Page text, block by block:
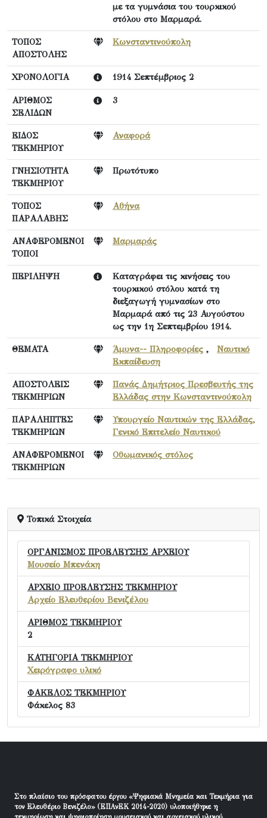
με τα γυμνάσια του τουρκικού
στόλου στο Μαρμαρά.
ΤΟΠΟΣ
ΑΠΟΣΤΟΛΗΣ
Κωνσταντινούπολη
ΧΡΟΝΟΛΟΓΙΑ 1914 Σεπτέμβριος 2
ΑΡΙΘΜΟΣ
ΣΕΛΙΔΩΝ
3
ΕΙΔΟΣ
ΤΕΚΜΗΡΙΟΥ
Αναφορά
ΓΝΗΣΙΟΤΗΤΑ
ΤΕΚΜΗΡΙΟΥ
Πρωτότυπο
ΤΟΠΟΣ
ΠΑΡΑΛΑΒΗΣ
Αθήνα
ΑΝΑΦΕΡΟΜΕΝΟΙ
ΤΟΠΟΙ
Μαρμαράς
ΠΕΡΙΛΗΨΗ
Καταγράφει τις κινήσεις του
τουρκικού στόλου κατά τη
διεξαγωγή γυμνασίων στο
Μαρμαρά από τις 23 Αυγούστου
ως την 1η Σεπτεμβρίου 1914.
ΘΕΜΑΤΑ Άμυνα-- Πληροφορίες , Ναυτικό
Εκπαίδευση
ΑΠΟΣΤΟΛΕΙΣ
ΤΕΚΜΗΡΙΩΝ
Πανάς Δημήτριος Πρεσβευτής της
Ελλάδας στην Κωνσταντινούπολη
ΠΑΡΑΛΗΠΤΕΣ
ΤΕΚΜΗΡΙΩΝ
Υπουργείο Ναυτικών της Ελλάδας,
Γενικό Επιτελείο Ναυτικού
ΑΝΑΦΕΡΟΜΕΝΟΙ
ΤΕΚΜΗΡΙΩΝ
Οθωμανικός στόλος
Τοπικά Στοιχεία
ΟΡΓΑΝΙΣΜΟΣ ΠΡΟΕΛΕΥΣΗΣ ΑΡΧΕΙΟΥ
Μουσείο Μπενάκη
ΑΡΧΕΙΟ ΠΡΟΕΛΕΥΣΗΣ ΤΕΚΜΗΡΙΟΥ
Αρχείο Ελευθερίου Βενιζέλου
ΑΡΙΘΜΟΣ ΤΕΚΜΗΡΙΟΥ
2
ΚΑΤΗΓΟΡΙΑ ΤΕΚΜΗΡΙΟΥ
Χειρόγραφο υλικό
ΦΑΚΕΛΟΣ ΤΕΚΜΗΡΙΟΥ
Φάκελος 83
Στο πλαίσιο του πρόσφατου έργου «Ψηφιακά Μνημεία και Τεκμήρια για
τον Ελευθέριο Βενιζέλο» (ΕΠΑνΕΚ 2014-2020) υλοποιήθηκε η